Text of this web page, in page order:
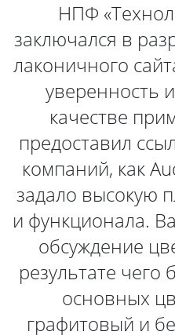
НПФ
заключался в
лаконичного
уверенность
качестве
предоставил
компаний, как
задало высокую
и функционала.
обсуждение
результате
основных
графитовый и